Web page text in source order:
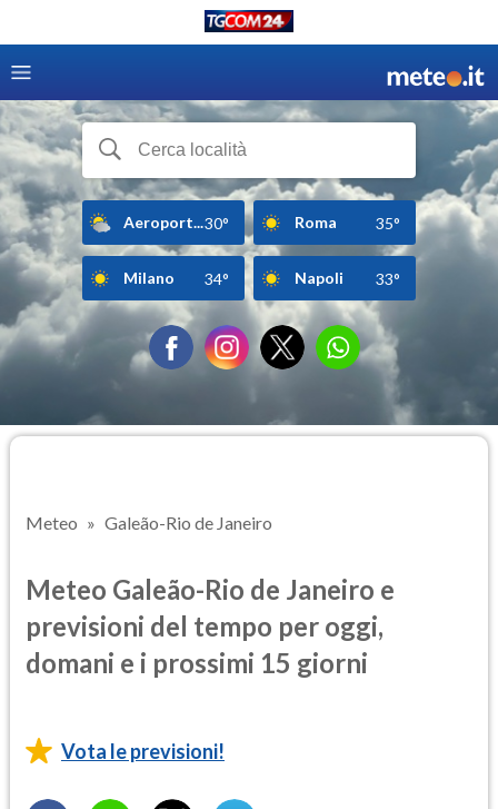
Aeroport...30° Roma 35°
Milano 34° Napoli 33°
Meteo Galeão-Rio de Janeiro
Meteo Galeão-Rio de Janeiro e
previsioni del tempo per oggi,
domani e i prossimi 15 giorni
Vota le previsioni!